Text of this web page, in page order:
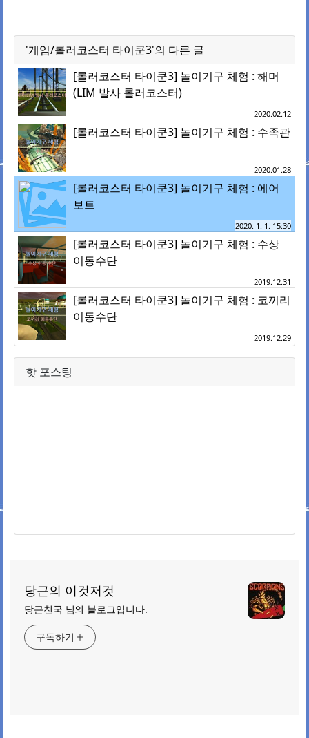
'게임/롤러코스터 타이쿤3'의 다른 글
[롤러코스터 타이쿤3] 놀이기구 체험 : 해머
(LIM 발사 롤러코스터)
2020.02.12
[롤러코스터 타이쿤3] 놀이기구 체험 : 수족관
2020.01.28
[롤러코스터 타이쿤3] 놀이기구 체험 : 에어
보트
2020. 1. 1. 15:30
[롤러코스터 타이쿤3] 놀이기구 체험 : 수상
이동수단
2019.12.31
[롤러코스터 타이쿤3] 놀이기구 체험 : 코끼리
이동수단
2019.12.29
핫 포스팅
당근의 이것저것
당근천국 님의 블로그입니다.
구독하기